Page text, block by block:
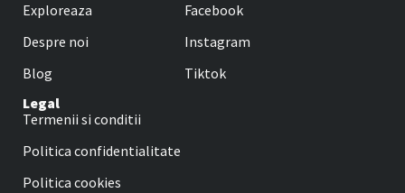
Exploreaza
Despre noi
Blog
Facebook
Instagram
Tiktok
Legal
Termenii si conditii
Politica confidentialitate
Politica cookies